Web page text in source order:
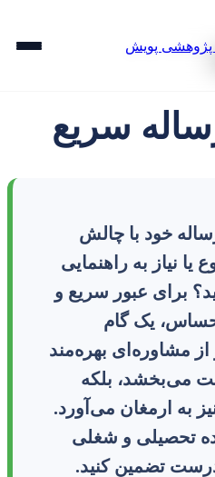
سریع
خود با چالش
نیاز به راهنمایی
برای عبور سریع و
یک گام
از مشاوره‌ای بهره‌مند
می‌بخشد، بلکه
به ارمغان می‌آورد.
تحصیلی و شغلی
تضمین کنید.